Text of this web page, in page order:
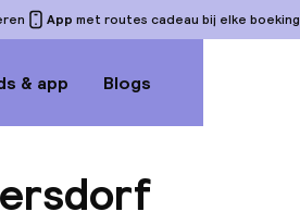
App met routes cadeau bij elke boeking
& app Blogs